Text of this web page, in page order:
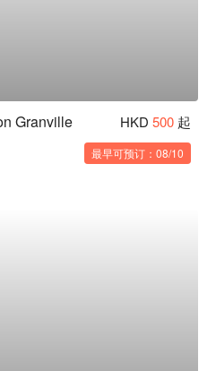
Granville HKD 500 起
最早可预订：08/10